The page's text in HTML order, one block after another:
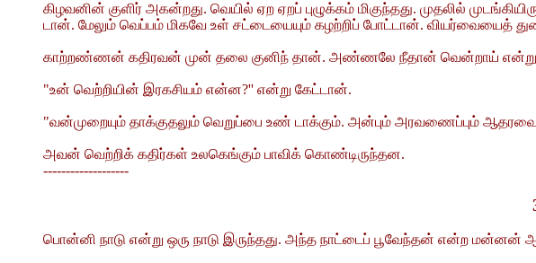
கிழவனின் குளிர் அகன்றது. வெயில் ஏற ஏறப் புழுக்கம் மிகுந்தது. முதலில்
டான். மேலும் வெப்பம் மிகவே உள் சட்டையையும் கழற்றிப் போட்டான்.
காற்றண்ணன் கதிரவன் முன் தலை குனிந் தான். அண்ணலே நீதான் வென்றாய் என்று
"உன் வெற்றியின் இரகசியம் என்ன?'' என்று கேட்டான்.
"வன்முறையும் தாக்குதலும் வெறுப்பை உண் டாக்கும். அன்பும் அரவணைப்பும்
அவன் வெற்றிக் கதிர்கள் உலகெங்கும் பாவிக் கொண்டிருந்தன.
-------------------
பொன்னி நாடு என்று ஒரு நாடு இருந்தது. அந்த நாட்டைப் பூவேந்தன் என்ற மன்னன்